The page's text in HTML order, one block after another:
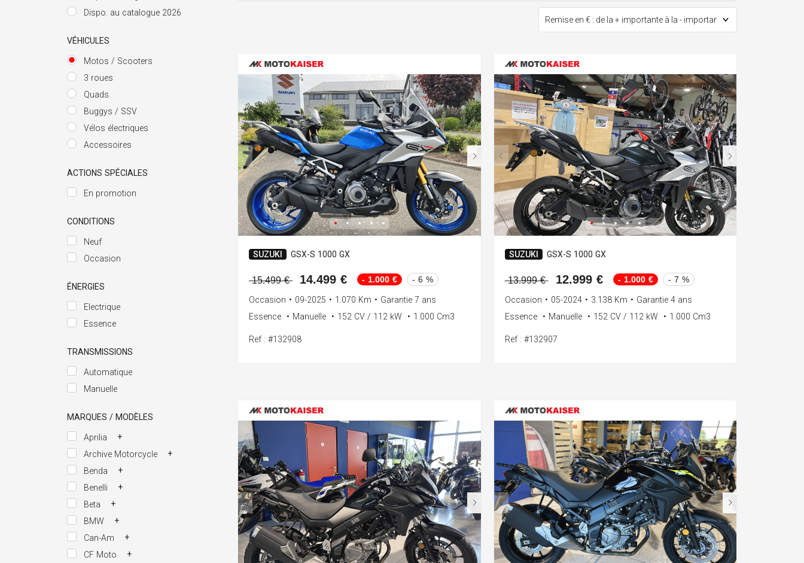
Dispo. au catalogue 2026
VÉHICULES
Motos / Scooters
3 roues
Quads
Buggys / SSV
Vélos électriques
Accessoires
ACTIONS SPÉCIALES
En promotion
CONDITIONS
Neuf
Occasion
ÉNERGIES
Electrique
Essence
TRANSMISSIONS
Automatique
Manuelle
MARQUES / MODÈLES
+
Aprilia
+
Archive Motorcycle
+
Benda
+
Benelli
+
Beta
+
BMW
+
Can-Am
+
CF Moto
SUZUKI GSX-S 1000 GX
15.499 € 14.499 € - 1.000 € - 6 %
Occasion • 09-2025 • 1.070 Km • Garantie 7 ans
Essence
• Manuelle • 152 CV / 112 kW • 1.000 Cm3
Ref : #132908
SUZUKI GSX-S 1000 GX
13.999 € 12.999 € - 1.000 € - 7 %
Occasion • 05-2024 • 3.138 Km • Garantie 4 ans
Essence
• Manuelle • 152 CV / 112 kW • 1.000 Cm3
Ref : #132907